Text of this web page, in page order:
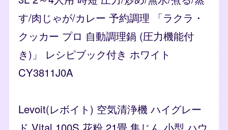
す/肉じゃが/カレー 予約調理 「ラクラ・
クッカー プロ 自動調理鍋 (圧力機能付
き)」 レシピブック付き ホワイト
CY3811J0A
Levoit(レボイト) 空気清浄機 ハイグレー